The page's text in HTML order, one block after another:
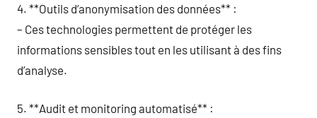
4. **Outils d’anonymisation des données** :
– Ces technologies permettent de protéger les
informations sensibles tout en les utilisant à des fins
d’analyse.
5. **Audit et monitoring automatisé** :